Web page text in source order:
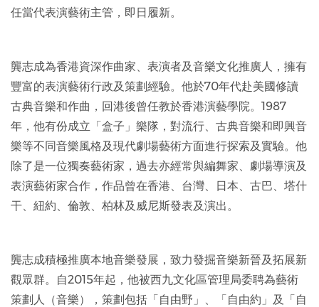
任當代表演藝術主管，即日履新。
龔志成為香港資深作曲家、表演者及音樂文化推廣人，擁有
豐富的表演藝術行政及策劃經驗。他於70年代赴美國修讀
古典音樂和作曲，回港後曾任教於香港演藝學院。1987
年，他有份成立「盒子」樂隊，對流行、古典音樂和即興音
樂等不同音樂風格及現代劇場藝術方面進行探索及實驗。他
除了是一位獨奏藝術家，過去亦經常與編舞家、劇場導演及
表演藝術家合作，作品曾在香港、台灣、日本、古巴、塔什
干、紐約、倫敦、柏林及威尼斯發表及演出。
龔志成積極推廣本地音樂發展，致力發掘音樂新晉及拓展新
觀眾群。自2015年起，他被西九文化區管理局委聘為藝術
策劃人（音樂），策劃包括「自由野」、「自由約」及「自